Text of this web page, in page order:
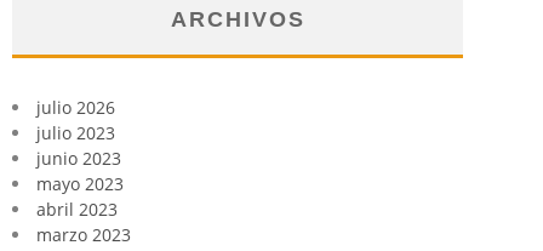
ARCHIVOS
julio 2026
julio 2023
junio 2023
mayo 2023
abril 2023
marzo 2023